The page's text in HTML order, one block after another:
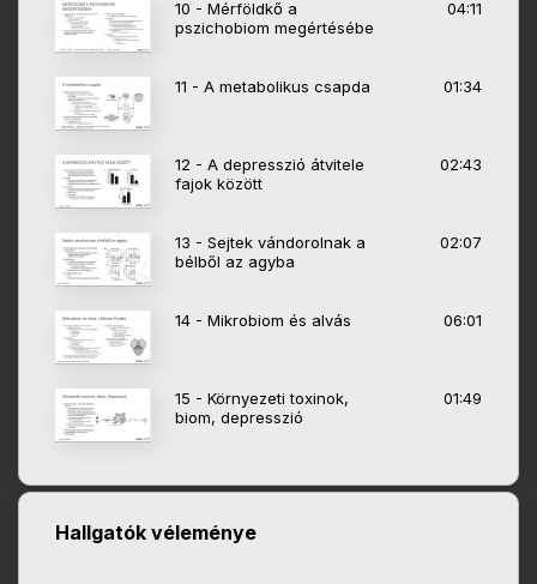
10 - Mérföldkő a
pszichobiom megértésébe
04:11
11 - A metabolikus csapda 01:34
12 - A depresszió átvitele
fajok között
02:43
13 - Sejtek vándorolnak a
bélből az agyba
02:07
14 - Mikrobiom és alvás 06:01
15 - Környezeti toxinok,
biom, depresszió
01:49
Hallgatók véleménye